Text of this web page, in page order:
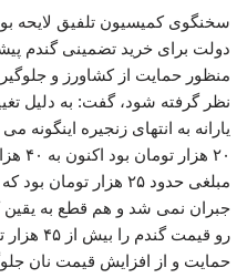
منظور حمایت از کشاورز و
نظر گرفته شود، گفت: به دلیل
یارانه به انتهای زنجیره
۲۰
مبلغی حدود ۲۵ هزار
جبران نمی شد و هم قطع به
رو قیمت
حمایت و از افزایش قیمت نان